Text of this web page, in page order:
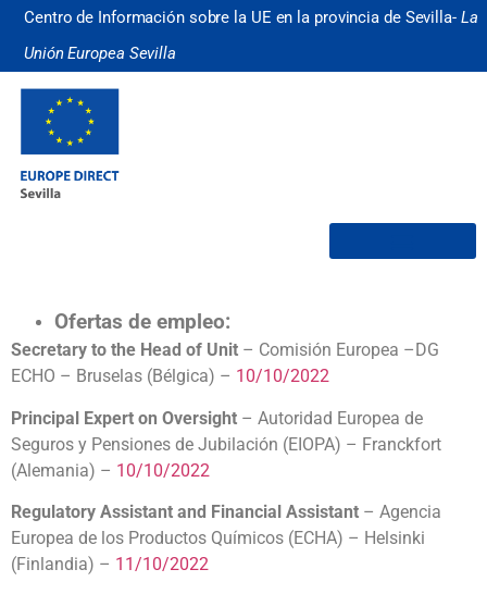
Centro de Información sobre la UE en la provincia de Sevilla- La
Unión Europea Sevilla
Ofertas de empleo:
Secretary to the Head of Unit – Comisión Europea –DG
ECHO – Bruselas (Bélgica) – 10/10/2022
Principal Expert on Oversight – Autoridad Europea de
Seguros y Pensiones de Jubilación (EIOPA) – Franckfort
(Alemania) – 10/10/2022
Regulatory Assistant and Financial Assistant – Agencia
Europea de los Productos Químicos (ECHA) – Helsinki
(Finlandia) – 11/10/2022